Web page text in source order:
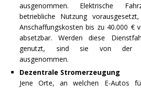
ausgenommen. Elektrische
betriebliche Nutzung
Anschaffungskosten bis zu 40.000 €
absetzbar. Werden diese
genutzt, sind sie von der
ausgenommen.
Dezentrale Stromerzeugung
Jene Orte, an welchen E-Autos